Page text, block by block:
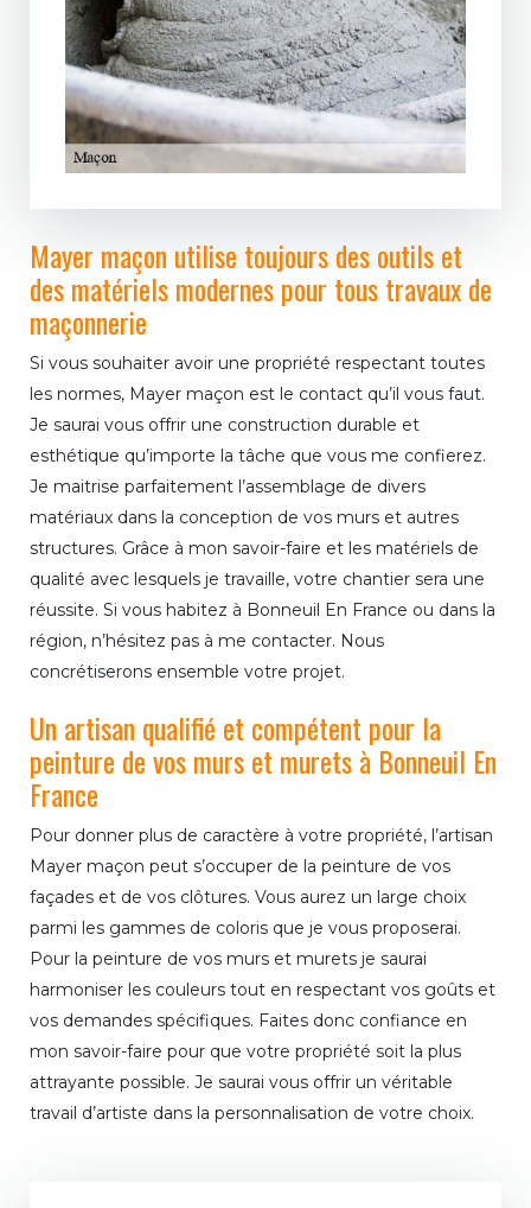
Mayer maçon utilise toujours des outils et
des matériels modernes pour tous travaux de
maçonnerie
Si vous souhaiter avoir une propriété respectant toutes
les normes, Mayer maçon est le contact qu’il vous faut.
Je saurai vous offrir une construction durable et
esthétique qu’importe la tâche que vous me confierez.
Je maitrise parfaitement l’assemblage de divers
matériaux dans la conception de vos murs et autres
structures. Grâce à mon savoir-faire et les matériels de
qualité avec lesquels je travaille, votre chantier sera une
réussite. Si vous habitez à Bonneuil En France ou dans la
région, n’hésitez pas à me contacter. Nous
concrétiserons ensemble votre projet.
Un artisan qualifié et compétent pour la
peinture de vos murs et murets à Bonneuil En
France
Pour donner plus de caractère à votre propriété, l’artisan
Mayer maçon peut s’occuper de la peinture de vos
façades et de vos clôtures. Vous aurez un large choix
parmi les gammes de coloris que je vous proposerai.
Pour la peinture de vos murs et murets je saurai
harmoniser les couleurs tout en respectant vos goûts et
vos demandes spécifiques. Faites donc confiance en
mon savoir-faire pour que votre propriété soit la plus
attrayante possible. Je saurai vous offrir un véritable
travail d’artiste dans la personnalisation de votre choix.